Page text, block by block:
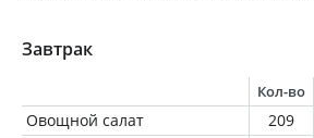
Завтрак
Кол-во
Овощной салат 209